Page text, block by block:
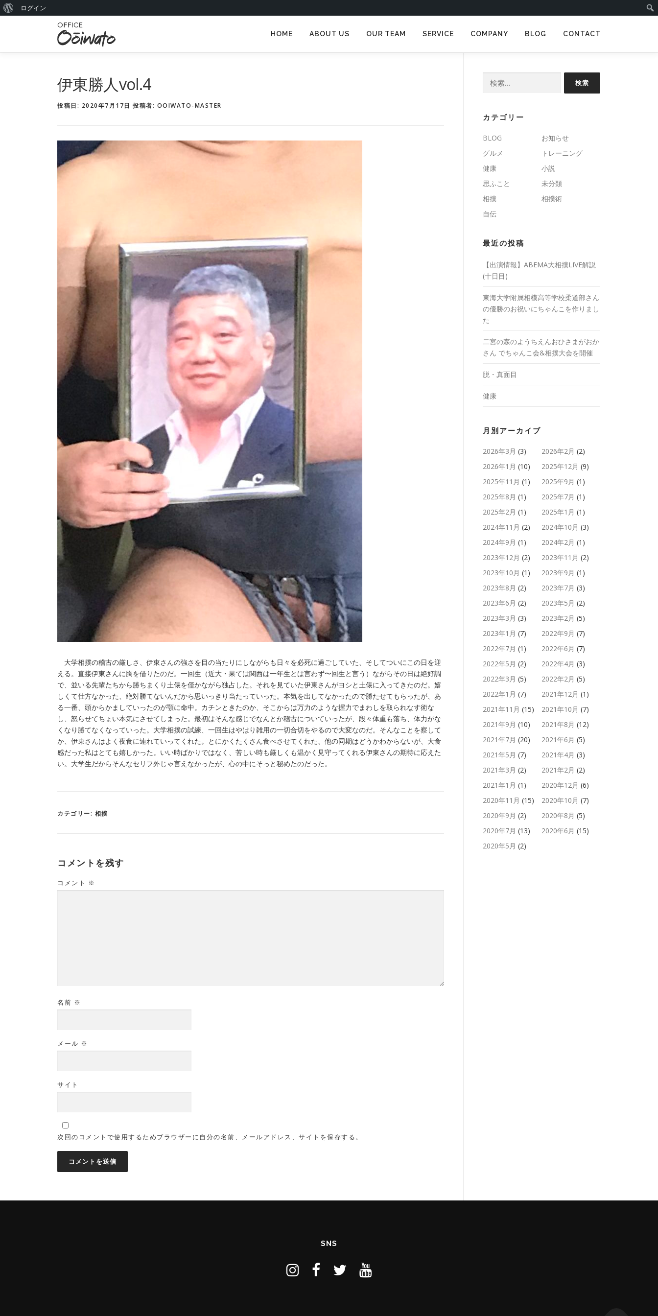
ン
HOME ABOUT US OUR TEAM SERVICE COMPANY BLOG CONTACT
伊東勝人vol.4
投稿日: 2020年7月17日 投稿者: OOIWATO-MASTER
大学相撲の稽古の厳しさ、伊東さんの強さを目の当たりにしながらも日々を必死に過ごしていた、そしてついにこの日を迎
える。直接伊東さんに胸を借りたのだ。一回生（近大・果ては関西は一年生とは言わず〜回生と言う）ながらその日は絶好調
で、並いる先輩たちから勝ちまくり土俵を僅かながら独占した。それを見ていた伊東さんがヨシと土俵に入ってきたのだ。嬉
しくて仕方なかった、絶対勝てないんだから思いっきり当たっていった。本気を出してなかったので勝たせてもらったが、あ
る一番、頭からかましていったのが顎に命中。カチンときたのか、そこからは万力のような握力でまわしを取られなす術な
し、怒らせてちょい本気にさせてしまった。最初はそんな感じでなんとか稽古についていったが、段々体重も落ち、体力がな
くなり勝てなくなっていった。大学相撲の試練、一回生はやはり雑用の一切合切をやるので大変なのだ。そんなことを察して
か、伊東さんはよく夜食に連れていってくれた。とにかくたくさん食べさせてくれた、他の同期はどうかわからないが、大食
感だった私はとても嬉しかった。いい時ばかりではなく、苦しい時も厳しくも温かく見守ってくれる伊東さんの期待に応えた
い。大学生だからそんなセリフ外じゃ言えなかったが、心の中にそっと秘めたのだった。
カテゴリー: 相撲
コメントを残す
コメント ※
名前 ※
メール ※
サイト
次回のコメントで使用するためブラウザーに自分の名前、メールアドレス、サイトを保存する。
カテゴリー
BLOG
お知らせ
グルメ
トレーニング
健康
小説
思ふこと
未分類
相撲
相撲術
自伝
最近の投稿
【出演情報】ABEMA大相撲LIVE解説
(十日目)
東海大学附属相模高等学校柔道部さん
の優勝のお祝いにちゃんこを作りまし
た
二宮の森のようちえんおひさまがおか
さん でちゃんこ会&相撲大会を開催
脱・真面目
健康
月別アーカイブ
2026年3月 (3) 2026年2月 (2)
2026年1月 (10) 2025年12月 (9)
2025年11月 (1) 2025年9月 (1)
2025年8月 (1) 2025年7月 (1)
2025年2月 (1) 2025年1月 (1)
2024年11月 (2) 2024年10月 (3)
2024年9月 (1) 2024年2月 (1)
2023年12月 (2) 2023年11月 (2)
2023年10月 (1) 2023年9月 (1)
2023年8月 (2) 2023年7月 (3)
2023年6月 (2) 2023年5月 (2)
2023年3月 (3) 2023年2月 (5)
2023年1月 (7) 2022年9月 (7)
2022年7月 (1) 2022年6月 (7)
2022年5月 (2) 2022年4月 (3)
2022年3月 (5) 2022年2月 (5)
2022年1月 (7) 2021年12月 (1)
2021年11月 (15) 2021年10月 (7)
2021年9月 (10) 2021年8月 (12)
2021年7月 (20) 2021年6月 (5)
2021年5月 (7) 2021年4月 (3)
2021年3月 (2) 2021年2月 (2)
2021年1月 (1) 2020年12月 (6)
2020年11月 (15) 2020年10月 (7)
2020年9月 (2) 2020年8月 (5)
2020年7月 (13) 2020年6月 (15)
2020年5月 (2)
SNS
d
ログイン